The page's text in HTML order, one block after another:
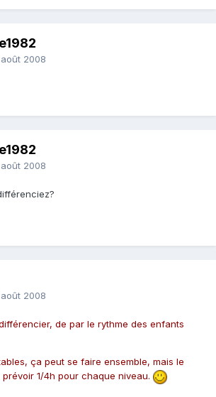
2008
2008
2008
de par le rythme des enfants
ça peut se faire ensemble, mais le
1/4h pour chaque niveau.